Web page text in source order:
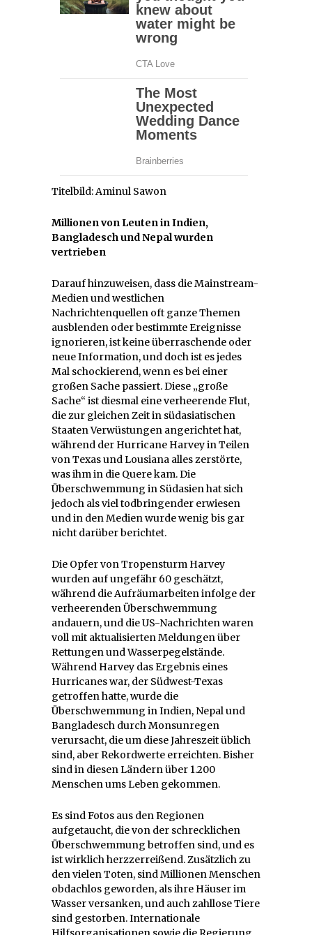
Titelbild: Aminul Sawon
Millionen von Leuten in Indien,
Bangladesch und Nepal wurden
vertrieben
Darauf hinzuweisen, dass die Mainstream-
Medien und westlichen
Nachrichtenquellen oft ganze Themen
ausblenden oder bestimmte Ereignisse
ignorieren, ist keine überraschende oder
neue Information, und doch ist es jedes
Mal schockierend, wenn es bei einer
großen Sache passiert. Diese „große
Sache“ ist diesmal eine verheerende Flut,
die zur gleichen Zeit in südasiatischen
Staaten Verwüstungen angerichtet hat,
während der Hurricane Harvey in Teilen
von Texas und Lousiana alles zerstörte,
was ihm in die Quere kam. Die
Überschwemmung in Südasien hat sich
jedoch als viel todbringender erwiesen
und in den Medien wurde wenig bis gar
nicht darüber berichtet.
Die Opfer von Tropensturm Harvey
wurden auf ungefähr 60 geschätzt,
während die Aufräumarbeiten infolge der
verheerenden Überschwemmung
andauern, und die US-Nachrichten waren
voll mit aktualisierten Meldungen über
Rettungen und Wasserpegelstände.
Während Harvey das Ergebnis eines
Hurricanes war, der Südwest-Texas
getroffen hatte, wurde die
Überschwemmung in Indien, Nepal und
Bangladesch durch Monsunregen
verursacht, die um diese Jahreszeit üblich
sind, aber Rekordwerte erreichten. Bisher
sind in diesen Ländern über 1.200
Menschen ums Leben gekommen.
Es sind Fotos aus den Regionen
aufgetaucht, die von der schrecklichen
Überschwemmung betroffen sind, und es
ist wirklich herzzerreißend. Zusätzlich zu
den vielen Toten, sind Millionen Menschen
obdachlos geworden, als ihre Häuser im
Wasser versanken, und auch zahllose Tiere
sind gestorben. Internationale